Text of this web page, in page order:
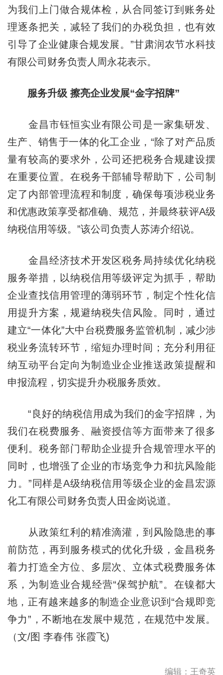
为我们上门做合规体检，从合同签订到账务处
理逐条把关，减轻了我们的办税负担，也有效
引导了企业健康合规发展。”甘肃润农节水科技
有限公司财务负责人周永花表示。
服务升级 擦亮企业发展“金字招牌”
金昌市钰恒实业有限公司是一家集研发、
生产、销售于一体的化工企业，“除了对产品质
量有较高的要求外，公司还把税务合规建设摆
在重要位置。在税务干部辅导帮助下，公司制
定了内部管理流程和制度，确保每项涉税业务
和优惠政策享受都准确、规范，并最终获评A级
纳税信用等级。”该公司负责人苏涛介绍说。
金昌经济技术开发区税务局持续优化纳税
服务举措，以纳税信用等级评定为抓手，帮助
企业查找信用管理的薄弱环节，制定个性化信
用提升方案，规避纳税失信风险。同时，通过
建立“一体化”大中台税费服务监管机制，减少涉
税业务流转环节，缩短办理时间；充分利用征
纳互动平台定向为制造业企业推送政策提醒和
申报流程，切实提升办税服务质效。
“良好的纳税信用成为我们的金字招牌，为
我们在税费服务、融资授信等方面带来了很多
便利。税务部门帮助企业提升合规管理水平的
同时，也增强了企业的市场竞争力和抗风险能
力。”同样是A级纳税信用等级企业的金昌宏源
化工有限公司财务负责人田金岗说道。
从政策红利的精准滴灌，到风险隐患的事
前防范，再到服务模式的优化升级，金昌税务
着力打造全方位、多层次、立体式税费服务体
系，为制造业合规经营“保驾护航”。在镍都大
地，正有越来越多的制造企业意识到“合规即竞
争力”，不断地在发展中规范，在规范中发展。
（文/图 李春伟 张霞飞)
编辑：王奇英